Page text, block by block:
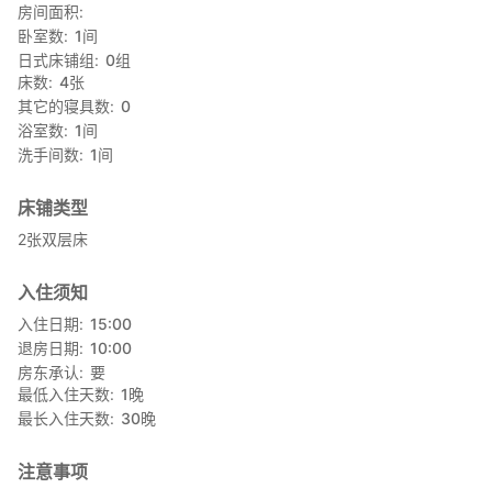
苹果采摘：9月至12月
价格：每公斤500日元起
住宿信息
成人（仅限客房）每晚6000日元起
儿童（仅限客房）每晚4500日元起
*如果您想参加晚餐和早餐的烹饪体验，请在预订时注明。
附近设施
・便利店：开车约10分钟
・近江乌冬面店：开车约10分钟
一家供应手工乌冬面的传统乌冬面餐厅。
・山路餐厅：车程约10分钟
这家餐厅供应手工荞麦面和乌冬面。
・户神山：车程约10分钟
以360度俯瞰沼田市区，以及穗高山、赤城山和小持山等附近的山
房间面积
卧室数 1间
日式床铺组
0组
床数 4张
其它的寝具数 0
浴室数 1间
洗手间数 1间
床铺类型
2张双层床
入住须知
入住日期
15:00
退房日期
10:00
房东承认
要
最低入住天数 1晚
最长入住天数
30晚
注意事项